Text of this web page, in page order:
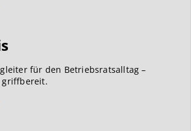
für den Betriebsratsalltag –
griffbereit.